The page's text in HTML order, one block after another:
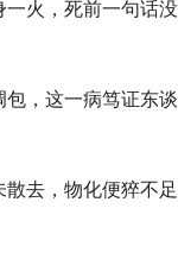
一火，死前一句话没
，这一病笃证东谈
去，物化便猝不足